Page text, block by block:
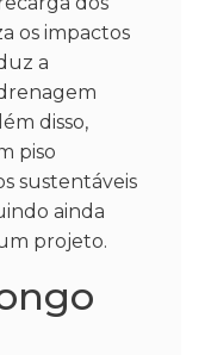
os impactos
a
disso,
piso
sustentáveis
ainda
projeto.